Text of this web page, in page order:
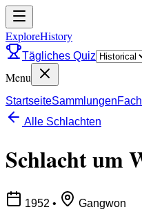
ExploreHistory
Tägliches Quiz
Menu
StartseiteSammlungen
Alle Schlachten
Schlacht um
1952 • Gangwon